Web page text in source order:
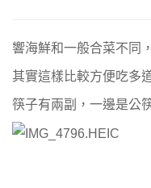
響海鮮和一般合菜不同
其實這樣比較方便吃多
筷子有兩副，一邊是公